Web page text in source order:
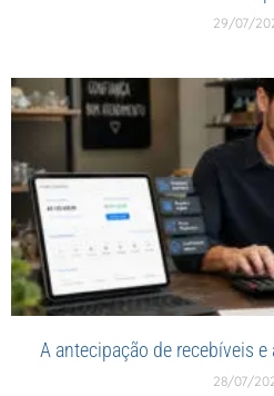
29/07/
A antecipação de recebíveis
28/07/